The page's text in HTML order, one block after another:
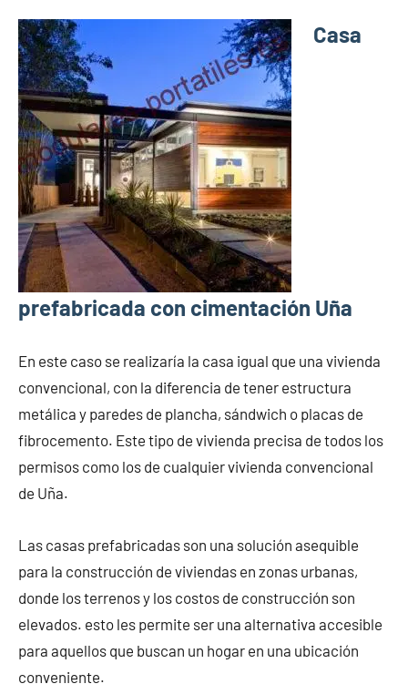
Casa
prefabricada con cimentación Uña
En este caso se realizaría la casa igual que una vivienda
convencional, con la diferencia de tener estructura
metálica y paredes de plancha, sándwich o placas de
fibrocemento. Este tipo de vivienda precisa de todos los
permisos como los de cualquier vivienda convencional
de Uña.
Las casas prefabricadas son una solución asequible
para la construcción de viviendas en zonas urbanas,
donde los terrenos y los costos de construcción son
elevados. esto les permite ser una alternativa accesible
para aquellos que buscan un hogar en una ubicación
conveniente.